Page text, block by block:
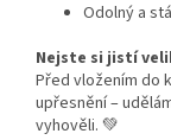
Odolný a
Nejste si jistí
Před vložením do
upřesnění –
vyhověli. 💚